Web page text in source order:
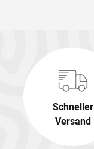
Schneller
Versand